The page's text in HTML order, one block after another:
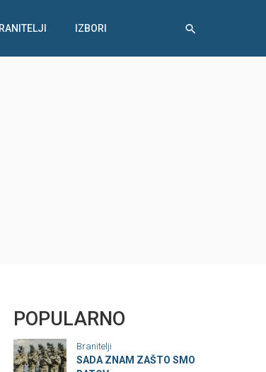
IZBORI
POPULARNO
Branitelji
SADA ZNAM ZAŠTO SMO